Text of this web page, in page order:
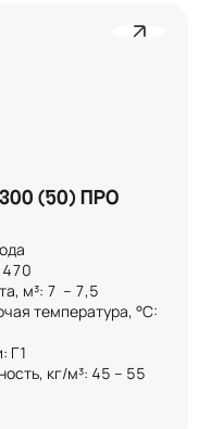
(50) ПРО
470
м³: 7  – 7,5
температура, °C:
Г1
кг/м³: 45 – 55